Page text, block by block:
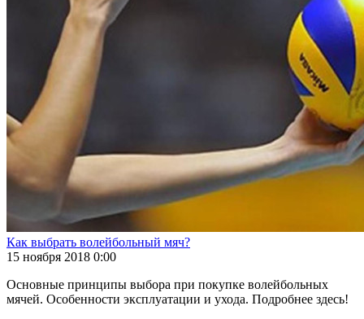
Как выбрать волейбольный мяч?
15 ноября 2018 0:00
Основные принципы выбора при покупке волейбольных
мячей. Особенности эксплуатации и ухода. Подробнее здесь!